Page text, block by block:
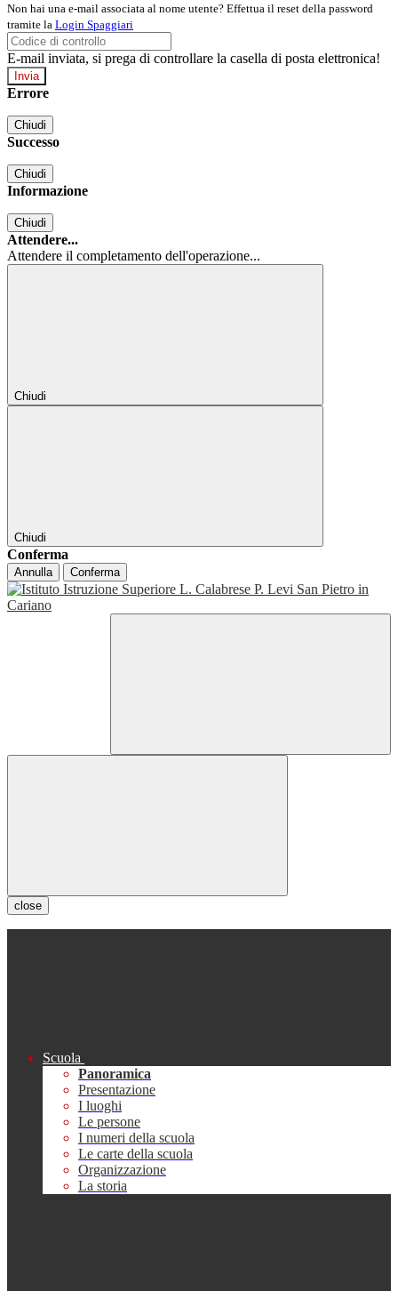
Non hai una e-mail associata al nome utente? Effettua il reset della password
tramite la Login Spaggiari
E-mail inviata, si prega di controllare la casella di posta elettronica!
Errore
Chiudi
Successo
Chiudi
Informazione
Chiudi
Attendere...
Attendere il completamento dell'operazione...
Chiudi
Chiudi
Conferma
Annulla Conferma
close
Scuola
Panoramica
Presentazione
I luoghi
Le persone
I numeri della scuola
Le carte della scuola
Organizzazione
La storia